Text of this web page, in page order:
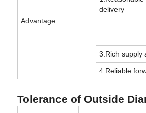
Advantage
delivery
3.Rich supply
4.Reliable
Tolerance of Outside